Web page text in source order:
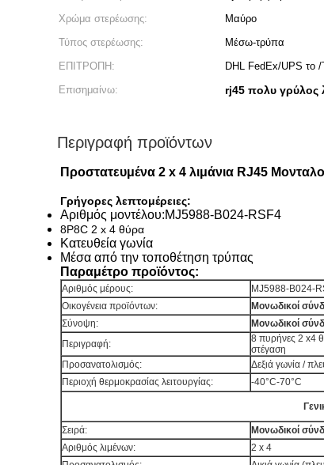
Χρώμα στερέωσης:
Μαύρο
Τύπος στερέωσης:
Μέσω-τρύπα
ΕΠΙΤΡΟΠΗ:
DHL FedEx/UPS το /
Επισημαίνω:
rj45 πολυ γρύλος
Περιγραφή προϊόντων
Προστατευμένα 2 x 4 λιμάνια RJ45
Γρήγορες λεπτομέρειες:
Αριθμός μοντέλου:MJ5988-B024-RSF4
8P8C 2 x 4 θύρα
Κατευθεία γωνία
Μέσα από την τοποθέτηση τρύπας
Παραμέτρο προϊόντος:
Αριθμός μέρους:
MJ5988-B024-
Οικογένεια προϊόντων:
Μονωδικοί
Σύνοψη:
Μονωδικοί
Περιγραφή:
8 πυρήνες 2 x4
στέγαση
Προσανατολισμός:
Δεξιά γωνία /
Περιοχή θερμοκρασίας λειτουργίας:
-40°C-70°C
Σειρά:
Μονωδικοί
Αριθμός λιμένων:
2 x 4